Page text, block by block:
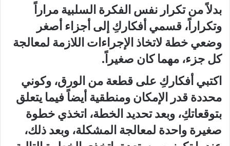
بدلاً من تكرار نفس الفكرة السلبية مراراً
وتكراراً، قسمي أفكاركِ إلى أجزاء أصغر
وضعي خطة لاتخاذ الإجراءات اللازمة لمعالجة
كل جزء، مهما كان صغيراً.
اكتبي أفكاركِ على قطعة من الورق، وكوني
محددة قدر الإمكان ومنطقية أيضاً فيما يتعلق
بتوقعاتكِ، وبعد تحديد الخطة، اتخذي خطوة
صغيرة واحدة لمعالجة المشكلة، وبعد ذلك،